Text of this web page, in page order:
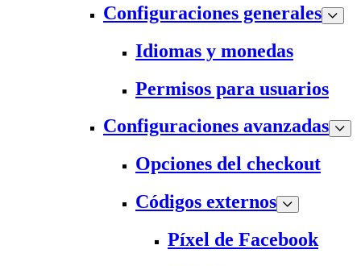
Configuraciones generales
Idiomas y monedas
Permisos para usuarios
Configuraciones avanzadas
Opciones del checkout
Códigos externos
Píxel de Facebook